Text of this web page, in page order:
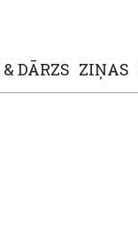
& DĀRZS ZIŅAS